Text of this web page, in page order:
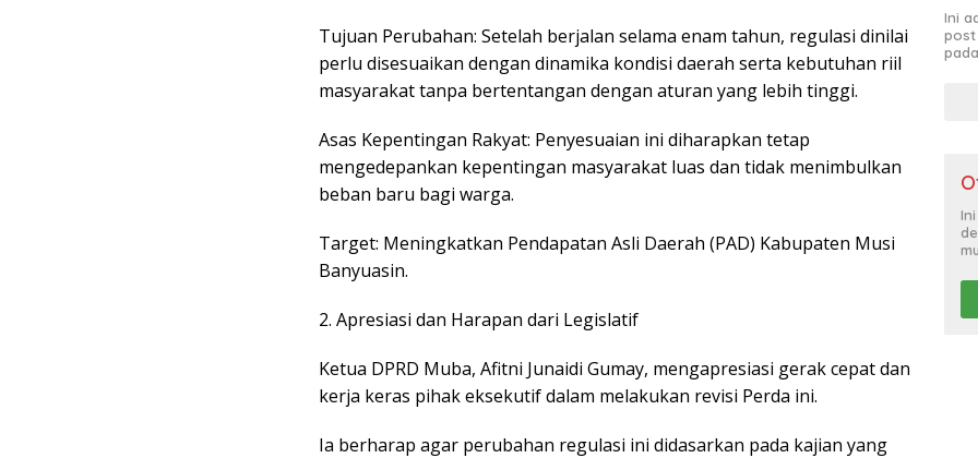
​Tujuan Perubahan: Setelah berjalan selama enam tahun, regulasi dinilai
perlu disesuaikan dengan dinamika kondisi daerah serta kebutuhan riil
masyarakat tanpa bertentangan dengan aturan yang lebih tinggi.
​Asas Kepentingan Rakyat: Penyesuaian ini diharapkan tetap
mengedepankan kepentingan masyarakat luas dan tidak menimbulkan
beban baru bagi warga.
​Target: Meningkatkan Pendapatan Asli Daerah (PAD) Kabupaten Musi
Banyuasin.
​2. Apresiasi dan Harapan dari Legislatif
​Ketua DPRD Muba, Afitni Junaidi Gumay, mengapresiasi gerak cepat dan
kerja keras pihak eksekutif dalam melakukan revisi Perda ini.
​Ia berharap agar perubahan regulasi ini didasarkan pada kajian yang
Ini
post